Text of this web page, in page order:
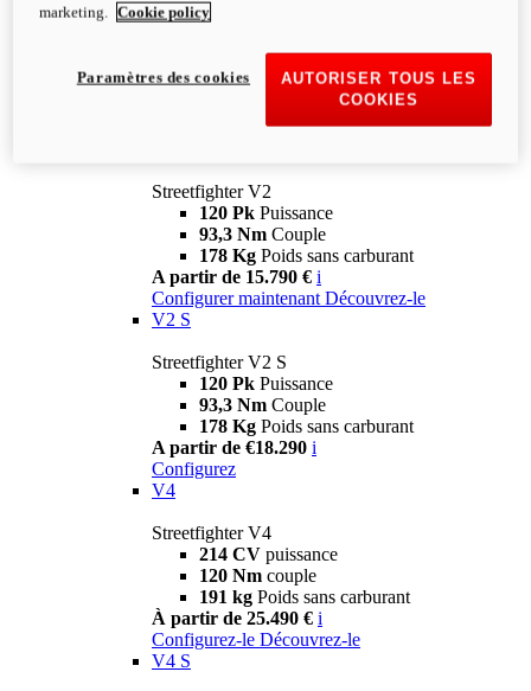
Streetfighter V2
120 Pk Puissance
93,3 Nm Couple
178 Kg Poids sans carburant
A partir de 15.790 € i
Configurer maintenant Découvrez-le
V2 S
Streetfighter V2 S
120 Pk Puissance
93,3 Nm Couple
178 Kg Poids sans carburant
A partir de €18.290 i
Configurez
V4
Streetfighter V4
214 CV puissance
120 Nm couple
191 kg Poids sans carburant
À partir de 25.490 € i
Configurez-le Découvrez-le
V4 S
marketing.
Cookie policy
AUTORISER TOUS LES
COOKIES
Paramètres des cookies